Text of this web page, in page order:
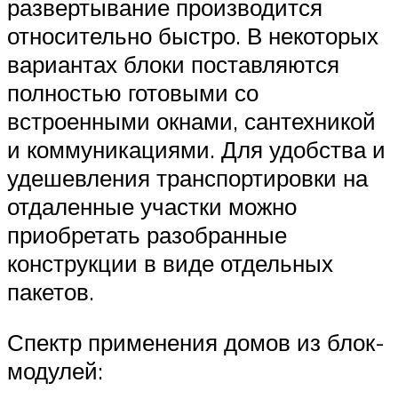
развертывание производится
относительно быстро. В некоторых
вариантах блоки поставляются
полностью готовыми со
встроенными окнами, сантехникой
и коммуникациями. Для удобства и
удешевления транспортировки на
отдаленные участки можно
приобретать разобранные
конструкции в виде отдельных
пакетов.
Спектр применения домов из блок-
модулей: